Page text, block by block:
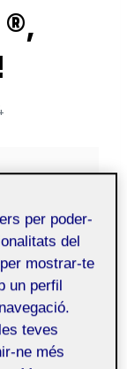
siguiente
los
una partida
per poder-
del
mostrar-te
un perfil
teves
ne més